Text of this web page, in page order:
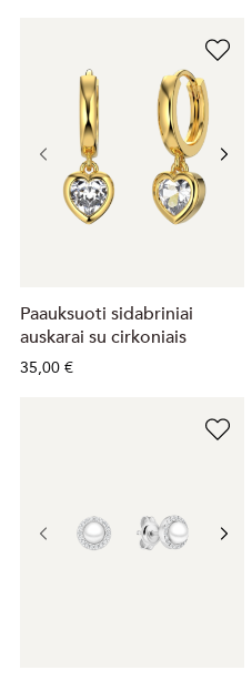
Paauksuoti sidabriniai
auskarai su cirkoniais
35,00 €